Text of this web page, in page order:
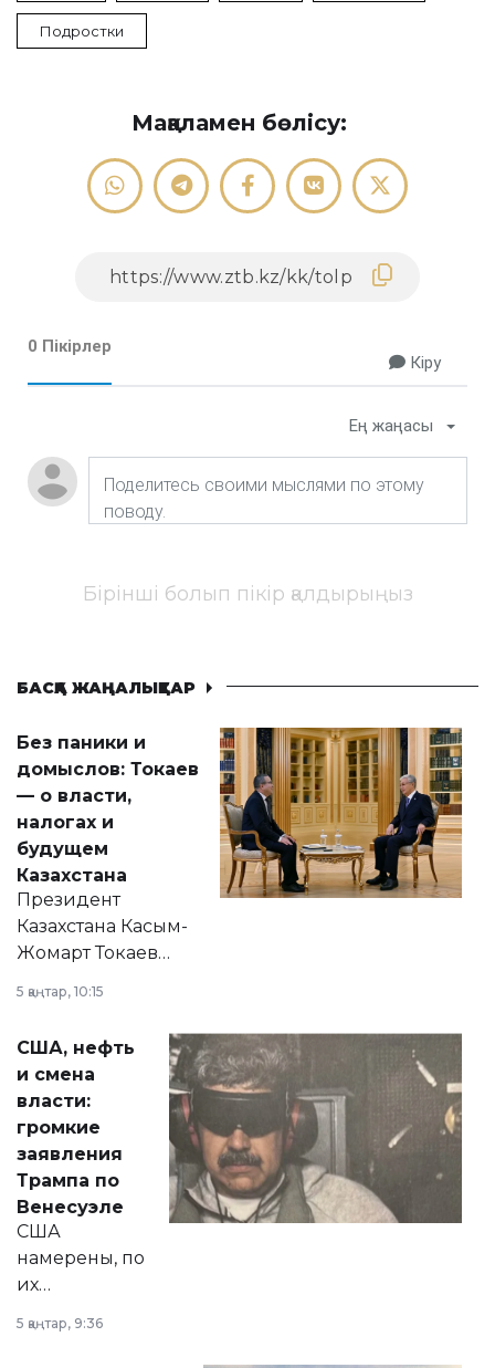
Подростки
Мақаламен бөлісу:
0 Пікірлер
Кіру
Ең жаңасы
Бірінші болып пікір қалдырыңыз
БАСҚА ЖАҢАЛЫҚТАР
Без паники и
домыслов: Токаев
— о власти,
налогах и
будущем
Казахстана
Президент
Казахстана Касым-
Жомарт Токаев
сразу несколько
актуальных тем —
от слухов о
политических
реформах до
вопросов армии,
экономики и
личного здоровья.
5 қаңтар, 10:15
США, нефть
и смена
власти:
громкие
заявления
Трампа по
Венесуэле
США
намерены, по
их
принести
5 қаңтар, 9:36